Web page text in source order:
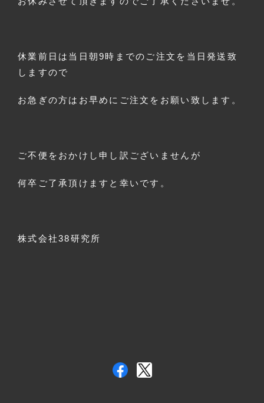
休業前日は当日朝9時までのご注文を当日発送致
しますので
お急ぎの方はお早めにご注文をお願い致します。
ご不便をおかけし申し訳ございませんが
何卒ご了承頂けますと幸いです。
株式会社38研究所